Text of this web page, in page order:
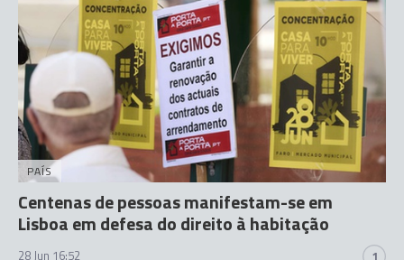
PAÍS
Centenas de pessoas manifestam-se em
Lisboa em defesa do direito à habitação
28 Jun 16:52 1